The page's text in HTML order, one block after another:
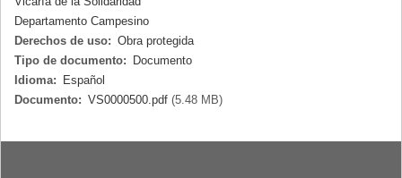
Departamento Campesino
Derechos de uso: Obra protegida
Tipo de documento:
Documento
Idioma:
Español
Documento: VS0000500.pdf (5.48 MB)